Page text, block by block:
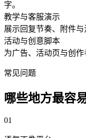
字。
教学与客服演示
展示回复节奏、附件与
活动与创意脚本
为广告、活动页与创作
常见问题
哪些地方最容
01